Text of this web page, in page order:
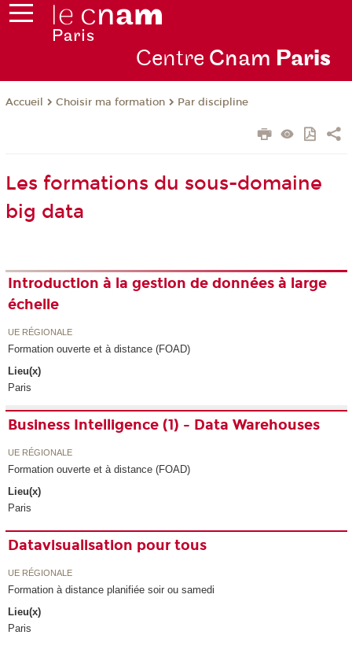
Centre Cnam Paris
Accueil Choisir ma formation Par discipline
Les formations du sous-domaine
big data
Introduction à la gestion de données à large
échelle
UE RÉGIONALE
Formation ouverte et à distance (FOAD)
Lieu(x)
Paris
Business Intelligence (1) - Data Warehouses
UE RÉGIONALE
Formation ouverte et à distance (FOAD)
Lieu(x)
Paris
Datavisualisation pour tous
UE RÉGIONALE
Formation à distance planifiée soir ou samedi
Lieu(x)
Paris